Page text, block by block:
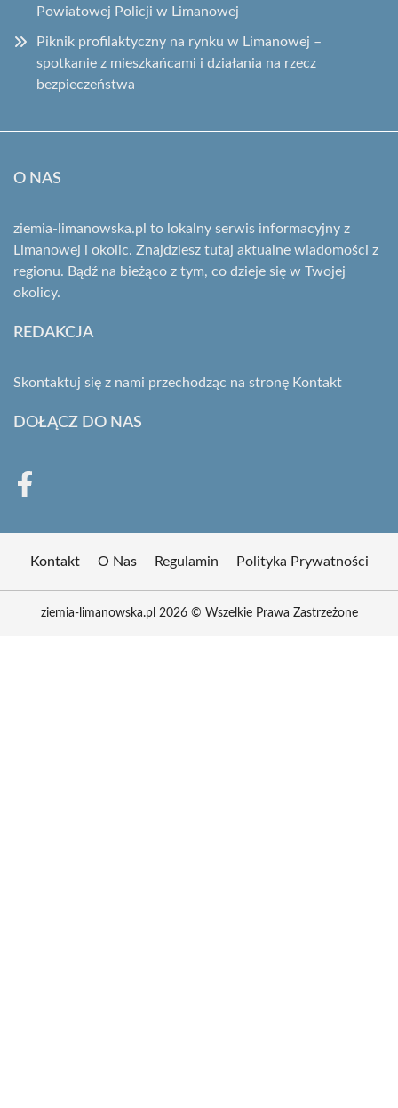
Powiatowej Policji w Limanowej
Piknik profilaktyczny na rynku w Limanowej –
spotkanie z mieszkańcami i działania na rzecz
bezpieczeństwa
O NAS
ziemia-limanowska.pl to lokalny serwis informacyjny z
Limanowej i okolic. Znajdziesz tutaj aktualne wiadomości z
regionu. Bądź na bieżąco z tym, co dzieje się w Twojej
okolicy.
REDAKCJA
Skontaktuj się z nami przechodząc na stronę Kontakt
DOŁĄCZ DO NAS
Kontakt O Nas Regulamin Polityka Prywatności
ziemia-limanowska.pl 2026 © Wszelkie Prawa Zastrzeżone